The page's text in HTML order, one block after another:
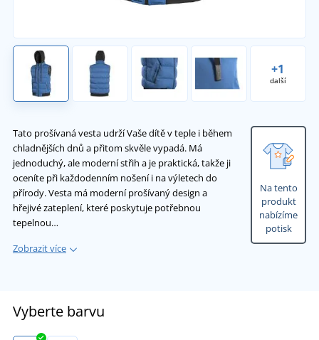
+1
další
Tato prošívaná vesta udrží Vaše dítě v teple i během
chladnějších dnů a přitom skvěle vypadá. Má
jednoduchý, ale moderní střih a je praktická, takže ji
oceníte při každodenním nošení i na výletech do
přírody. Vesta má moderní prošívaný design a
hřejivé zateplení, které poskytuje potřebnou
tepelnou…
Zobrazit více
Na tento
produkt
nabízíme
potisk
Vyberte barvu